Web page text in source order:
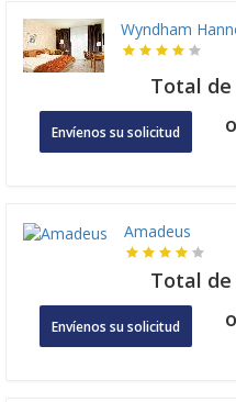
Wyndham
Total de
Envíenos su solicitud o
Amadeus
Total de
Envíenos su solicitud o